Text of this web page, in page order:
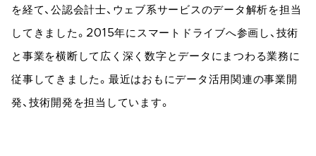
を経て、公認会計士、ウェブ系サービスのデータ解析を担当
してきました。2015年にスマートドライブへ参画し、技術
と事業を横断して広く深く数字とデータにまつわる業務に
従事してきました。最近はおもにデータ活用関連の事業開
発、技術開発を担当しています。